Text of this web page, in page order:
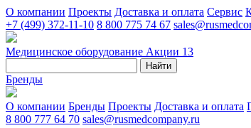
О компании Проекты Доставка и оплата Сервис
+7 (499) 372-11-10 8 800 775 74 67
Медицинское оборудование Акции 13
Найти
Бренды
О компании Бренды Проекты Доставка и оплата
8 800 777 64 70 sales@rusmedcompany.ru